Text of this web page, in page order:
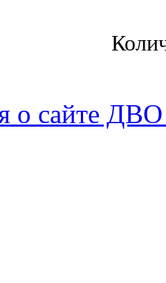
о сайте